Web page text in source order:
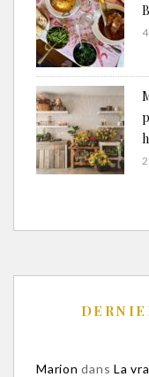
Marion dans La